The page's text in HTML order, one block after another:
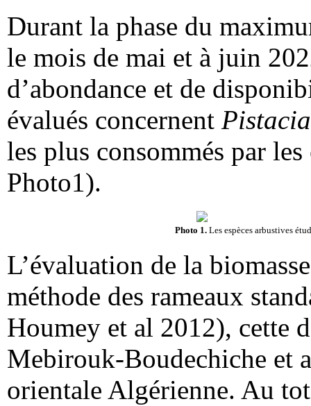
Durant la phase du
le mois de mai et à juin
d’abondance et de
évalués concernent
les plus consommés par
Photo1).
Photo 1. Les espèces arbustives
L’évaluation de la
méthode des rameaux
Houmey et al 2012), cette
Mebirouk-Boudechiche et
orientale Algérienne. Au